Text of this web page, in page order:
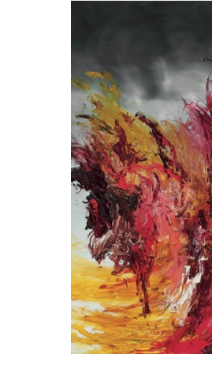
Tule meille
Näyttelyt
Tapahtumat
Palvelumme
Kokoelmat ja museo
Serlachius Residenssi